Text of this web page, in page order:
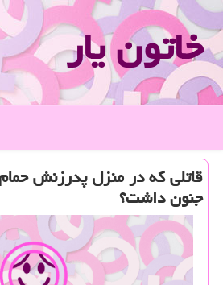
خاتون یار
قاتلی كه در منزل پدرزنش
جنون داشت؟